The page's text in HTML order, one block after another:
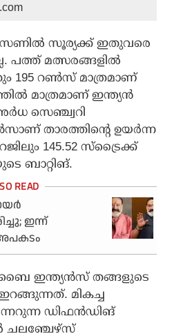
സൂര്യക്ക് ഇതുവരെ
പത്ത് മത്സരങ്ങളില്‍
195 റണ്‍സ് മാത്രമാണ്
മാത്രമാണ് ഇന്ത്യന്‍
സെഞ്ച്വറി
താരത്തിന്റെ ഉയര്‍ന്ന
145.52 സ്‌ട്രൈക്ക്
ബാറ്റിങ്.
ഇന്ന്
ഇന്ത്യന്‍സ് തങ്ങളുടെ
മികച്ച
ഡിഫന്‍ഡിങ്
ചലഞ്ചേഴ്സ്